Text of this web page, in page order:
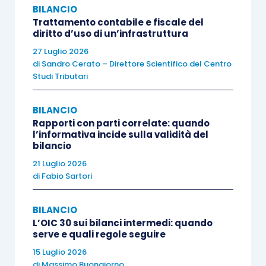
allo scopo di essere
società partecipate.
Alla luce di quanto sopra, dunque, le autovetture
sono da inquadrare alla stregua di beni oggetto
che i costi sostenuti devono soggiacere alle
regole generali di determinazione del reddito
d’impresa dettate dall’
disposizione delle autovetture alle partecipate,
essirisultano deducibili senza le limitazioni
previste dall’
BILANCIO
Trattamento contabile e fiscale del
diritto d’uso di un’infrastruttura
27 Luglio 2026
di Sandro Cerato – Direttore Scientifico del Centro
Studi Tributari
BILANCIO
Rapporti con parti correlate: quando
l’informativa incide sulla validità del
bilancio
21 Luglio 2026
di Fabio Sartori
BILANCIO
L’OIC 30 sui bilanci intermedi: quando
serve e quali regole seguire
15 Luglio 2026